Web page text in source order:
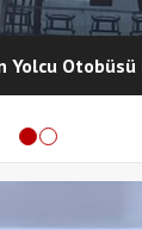
Yolcu